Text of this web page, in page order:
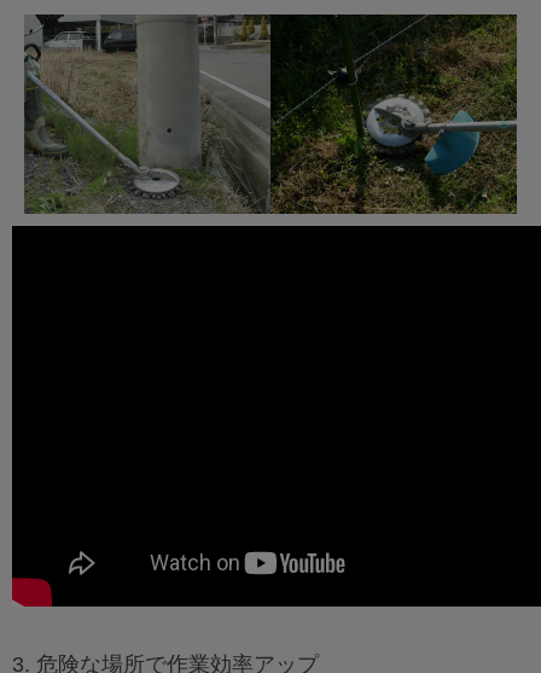
3. 危険な場所で作業効率アップ